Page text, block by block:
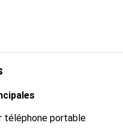
Noreve est reconnue
pour le client exigeant.
téléphone portable